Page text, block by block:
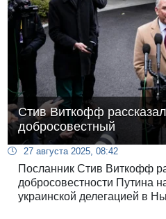
Стив Виткофф
добросовестный
27 августа 2025, 08:42
Посланник Стив Виткофф
добросовестности Путина
украинской делегацией в